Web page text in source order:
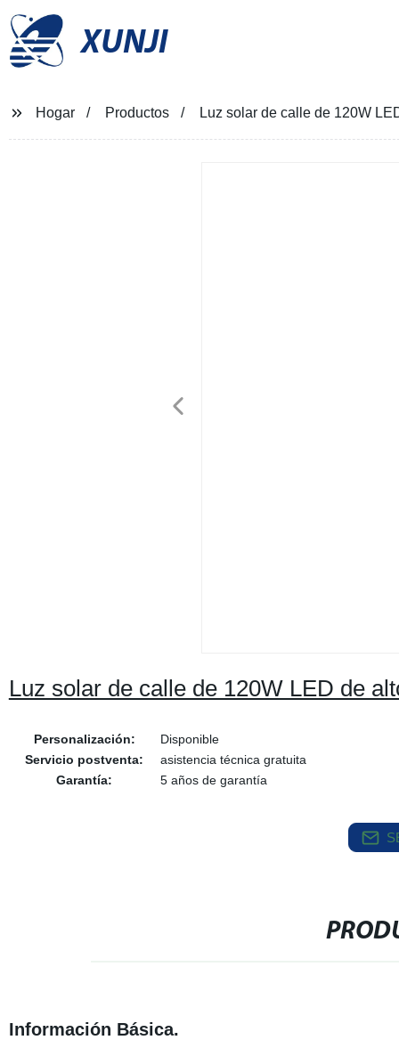
XUNJI
Hogar Productos Luz solar de calle de 120W
Luz solar de calle de 120W LED de
Personalización:
Disponible
Servicio postventa:
asistencia técnica gratuita
Garantía:
5 años de garantía
Información Básica.